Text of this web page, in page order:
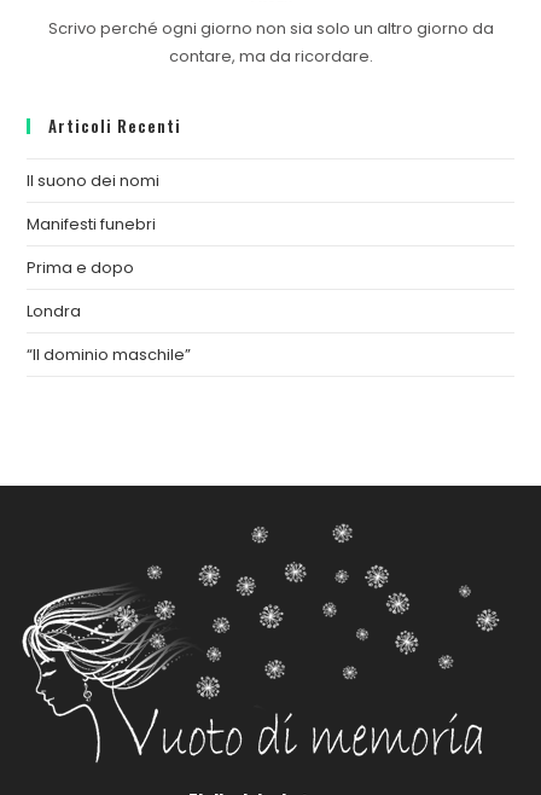
Scrivo perché ogni giorno non sia solo un altro giorno da
contare, ma da ricordare.
Articoli Recenti
Il suono dei nomi
Manifesti funebri
Prima e dopo
Londra
“Il dominio maschile”